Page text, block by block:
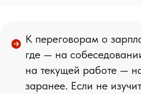
К переговорам о
где — на
на текущей работе —
заранее. Если не